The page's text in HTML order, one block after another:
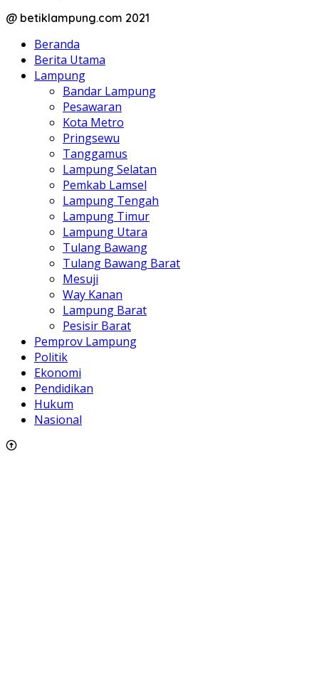
@ betiklampung.com 2021
Beranda
Berita Utama
Lampung
Bandar Lampung
Pesawaran
Kota Metro
Pringsewu
Tanggamus
Lampung Selatan
Pemkab Lamsel
Lampung Tengah
Lampung Timur
Lampung Utara
Tulang Bawang
Tulang Bawang Barat
Mesuji
Way Kanan
Lampung Barat
Pesisir Barat
Pemprov Lampung
Politik
Ekonomi
Pendidikan
Hukum
Nasional